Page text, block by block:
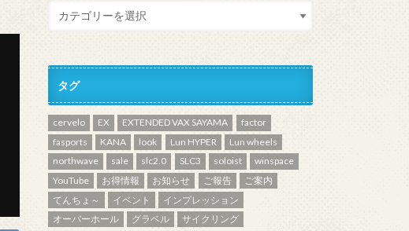
タグ
cervelo EX EXTENDED VAX SAYAMA
factor
fasports
KANA look Lun HYPER
Lun wheels
northwave
sale slc2.0 SLC3 soloist
winspace
YouTube
お得情報 お知らせ ご報告
ご案内
てんちょ～
イベント
インプレッション
オーバーホール
グラベル
サイクリング